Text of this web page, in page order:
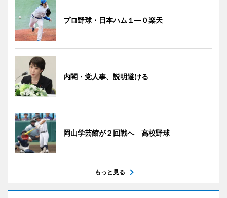
プロ野球・日本ハム１―０楽天
内閣・党人事、説明避ける
岡山学芸館が２回戦へ 高校野球
もっと見る